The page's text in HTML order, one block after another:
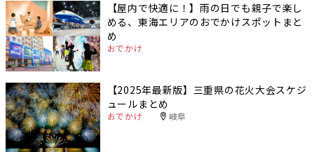
【屋内で快適に！】雨の日でも親子で楽し
める、東海エリアのおでかけスポットまと
め
おでかけ
【2025年最新版】三重県の花火大会スケジ
ュールまとめ
おでかけ 岐阜